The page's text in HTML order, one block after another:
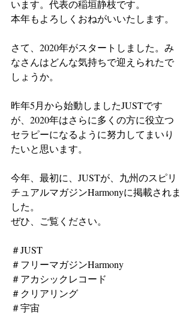
います。代表の稲垣静枝です。
本年もよろしくおねがいいたします。
さて、2020年がスタートしました。み
なさんはどんな気持ちで迎えられたで
しょうか。
昨年5月から始動しましたJUSTです
が、2020年はさらに多くの方に役立つ
セラピーになるように努力してまいり
たいと思います。
今年、最初に、JUSTが、九州のスピリ
チュアルマガジンHarmonyに掲載されま
した。
ぜひ、ご覧ください。
＃JUST
＃フリーマガジンHarmony
＃アカシックレコード
＃クリアリング
＃宇宙